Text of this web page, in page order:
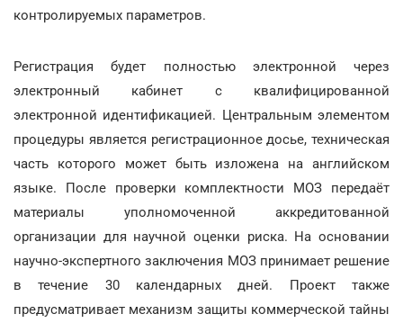
контролируемых параметров.
Регистрация будет полностью электронной через
электронный кабинет с квалифицированной
электронной идентификацией. Центральным элементом
процедуры является регистрационное досье, техническая
часть которого может быть изложена на английском
языке. После проверки комплектности МОЗ передаёт
материалы уполномоченной аккредитованной
организации для научной оценки риска. На основании
научно-экспертного заключения МОЗ принимает решение
в течение 30 календарных дней. Проект также
предусматривает механизм защиты коммерческой тайны